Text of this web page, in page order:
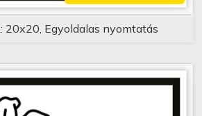
20x20, Egyoldalas nyomtatás